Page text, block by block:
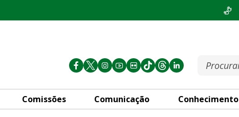
Comissões Comunicação Conhecimento